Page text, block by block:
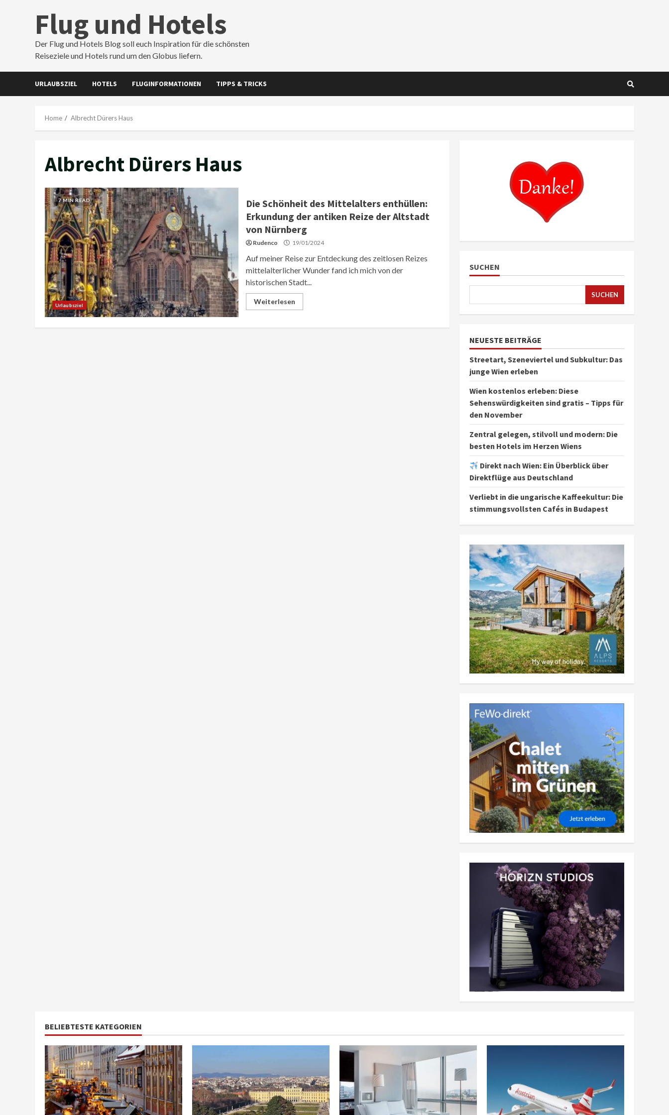
Flug und Hotels
Der Flug und Hotels Blog soll euch Inspiration für die schönsten
Reiseziele und Hotels rund um den Globus liefern.
URLAUBSZIEL HOTELS FLUGINFORMATIONEN TIPPS & TRICKS
Home Albrecht Dürers Haus
Albrecht Dürers Haus
7 MIN READ
Urlaubsziel
Die Schönheit des Mittelalters enthüllen:
Erkundung der antiken Reize der Altstadt
von Nürnberg
Rudenco 19/01/2024
Auf meiner Reise zur Entdeckung des zeitlosen Reizes
mittelalterlicher Wunder fand ich mich von der
historischen Stadt...
Weiterlesen
SUCHEN
SUCHEN
NEUESTE BEITRÄGE
Streetart, Szeneviertel und Subkultur: Das
junge Wien erleben
Wien kostenlos erleben: Diese
Sehenswürdigkeiten sind gratis – Tipps für
den November
Zentral gelegen, stilvoll und modern: Die
besten Hotels im Herzen Wiens
Direkt nach Wien: Ein Überblick über
Direktflüge aus Deutschland
Verliebt in die ungarische Kaffeekultur: Die
stimmungsvollsten Cafés in Budapest
BELIEBTESTE KATEGORIEN